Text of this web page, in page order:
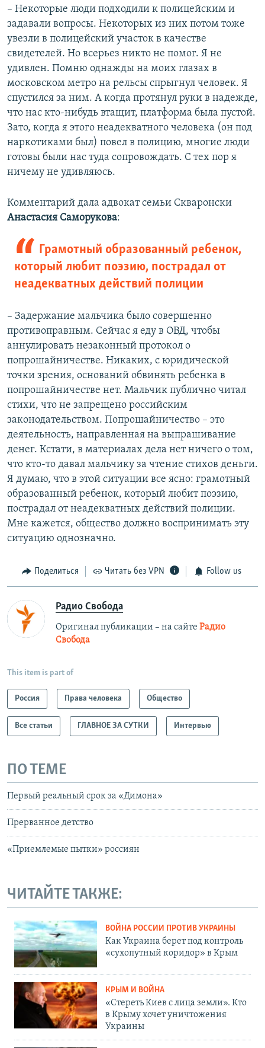
– Некоторые люди подходили к полицейским и
задавали вопросы. Некоторых из них потом тоже
увезли в полицейский участок в качестве
свидетелей. Но всерьез никто не помог. Я не
удивлен. Помню однажды на моих глазах в
московском метро на рельсы спрыгнул человек. Я
спустился за ним. А когда протянул руки в надежде,
что нас кто-нибудь втащит, платформа была пустой.
Зато, когда я этого неадекватного человека (он под
наркотиками был) повел в полицию, многие люди
готовы были нас туда сопровождать. С тех пор я
ничему не удивляюсь.
Комментарий дала адвокат семьи Скваронски
Анастасия Саморукова:
Грамотный образованный ребенок,
который любит поэзию, пострадал от
неадекватных действий полиции
– Задержание мальчика было совершенно
противоправным. Сейчас я еду в ОВД, чтобы
аннулировать незаконный протокол о
попрошайничестве. Никаких, с юридической
точки зрения, оснований обвинять ребенка в
попрошайничестве нет. Мальчик публично читал
стихи, что не запрещено российским
законодательством. Попрошайничество – это
деятельность, направленная на выпрашивание
денег. Кстати, в материалах дела нет ничего о том,
что кто-то давал мальчику за чтение стихов деньги.
Я думаю, что в этой ситуации все ясно: грамотный
образованный ребенок, который любит поэзию,
пострадал от неадекватных действий полиции.
Мне кажется, общество должно воспринимать эту
ситуацию однозначно.
Поделиться Читать без VPN Follow us
Радио Свобода
Оригинал публикации – на сайте Радио
Свобода
This item is part of
Россия Права человека Общество
Все статьи ГЛАВНОЕ ЗА СУТКИ Интервью
ПО ТЕМЕ
Первый реальный срок за «Димона»
Прерванное детство
«Приемлемые пытки» россиян
ЧИТАЙТЕ ТАКЖЕ:
ВОЙНА РОССИИ ПРОТИВ УКРАИНЫ
Как Украина берет под контроль
«сухопутный коридор» в Крым
КРЫМ И ВОЙНА
«Стереть Киев с лица земли». Кто
в Крыму хочет уничтожения
Украины